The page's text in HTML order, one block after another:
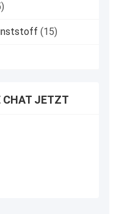
(15)
CHAT JETZT